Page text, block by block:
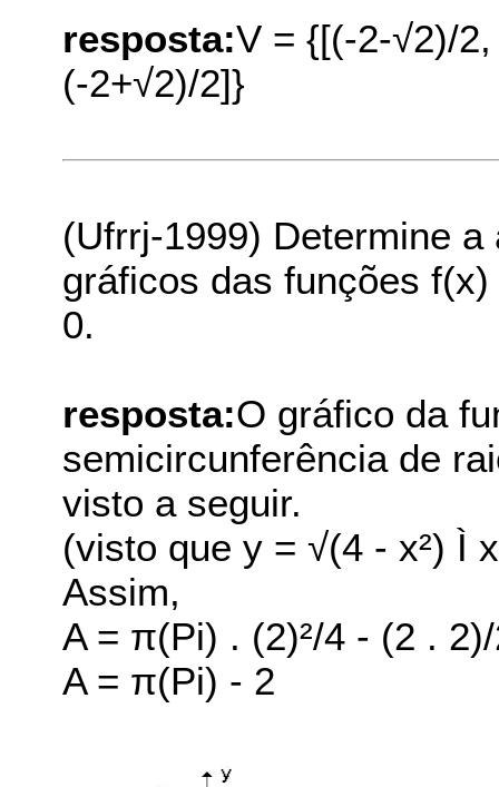
resposta:V = {[(-2-√2)/
(-2+√2)/2]}
(Ufrrj-1999) Determine
gráficos das funções
0.
resposta:O gráfico da
semicircunferência de
visto a seguir.
(visto que y = √(4 - x²) Ì
Assim,
A = π(Pi) . (2)²/4 - (2 .
A = π(Pi) - 2